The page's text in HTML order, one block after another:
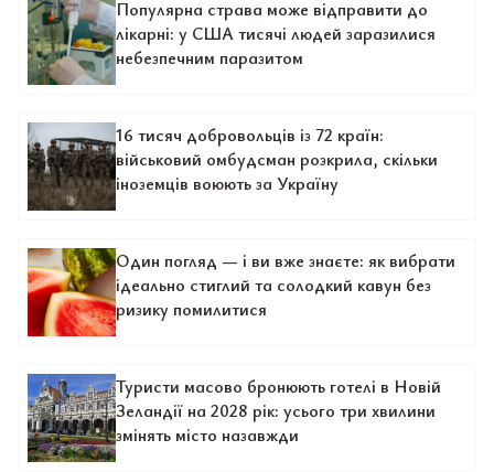
Популярна страва може відправити до
лікарні: у США тисячі людей заразилися
небезпечним паразитом
16 тисяч добровольців із 72 країн:
військовий омбудсман розкрила, скільки
іноземців воюють за Україну
Один погляд — і ви вже знаєте: як вибрати
ідеально стиглий та солодкий кавун без
ризику помилитися
Туристи масово бронюють готелі в Новій
Зеландії на 2028 рік: усього три хвилини
змінять місто назавжди